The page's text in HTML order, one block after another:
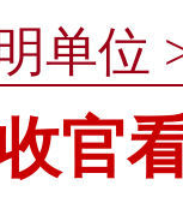
单位
官